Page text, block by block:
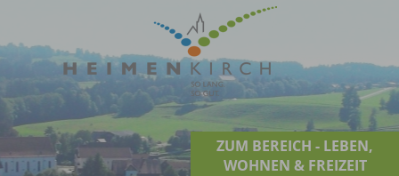
ZUM BEREICH - LEBEN,
WOHNEN & FREIZEIT